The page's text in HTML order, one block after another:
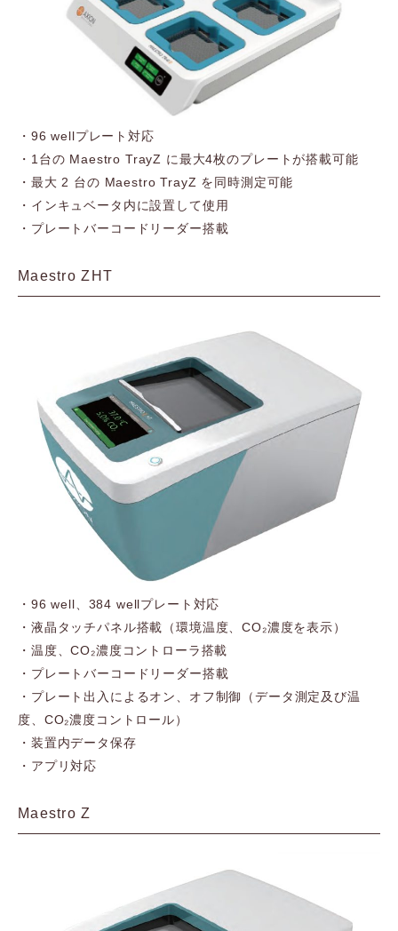
・96 wellプレート対応
・1台の Maestro TrayZ に最大4枚のプレートが搭載可能
・最大 2 台の Maestro TrayZ を同時測定可能
・インキュベータ内に設置して使用
・プレートバーコードリーダー搭載
Maestro ZHT
・96 well、384 wellプレート対応
・液晶タッチパネル搭載（環境温度、CO₂濃度を表示）
・温度、CO₂濃度コントローラ搭載
・プレートバーコードリーダー搭載
・プレート出入によるオン、オフ制御（データ測定及び温
度、CO₂濃度コントロール）
・装置内データ保存
・アプリ対応
Maestro Z